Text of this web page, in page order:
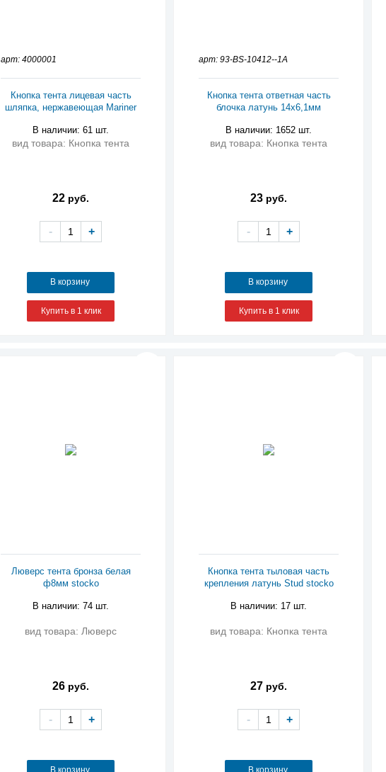
арт: 4000001
Кнопка тента лицевая часть
шляпка, нержавеющая Mariner
В наличии: 61 шт.
вид товара: Кнопка тента
22 руб.
- +
В корзину
Купить в 1 клик
арт: 93-BS-10412--1A
Кнопка тента ответная часть
блочка латунь 14х6,1мм
В наличии: 1652 шт.
вид товара: Кнопка тента
23 руб.
- +
В корзину
Купить в 1 клик
Люверс тента бронза белая
ф8мм stocko
В наличии: 74 шт.
вид товара: Люверс
26 руб.
- +
В корзину
Кнопка тента тыловая часть
крепления латунь Stud stocko
В наличии: 17 шт.
вид товара: Кнопка тента
27 руб.
- +
В корзину